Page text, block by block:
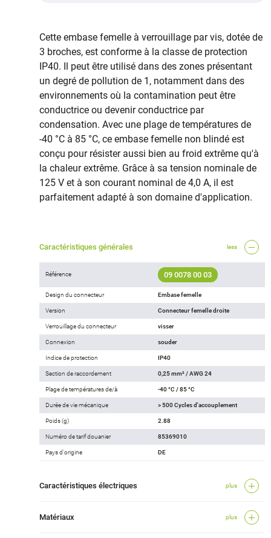
Cette embase femelle à verrouillage par vis, dotée de
3 broches, est conforme à la classe de protection
IP40. Il peut être utilisé dans des zones présentant
un degré de pollution de 1, notamment dans des
environnements où la contamination peut être
conductrice ou devenir conductrice par
condensation. Avec une plage de températures de
-40 °C à 85 °C, ce embase femelle non blindé est
conçu pour résister aussi bien au froid extrême qu'à
la chaleur extrême. Grâce à sa tension nominale de
125 V et à son courant nominal de 4,0 A, il est
parfaitement adapté à son domaine d'application.
Caractéristiques générales less
Référence 09 0078 00 03
Design du connecteur Embase femelle
Version Connecteur femelle droite
Verrouillage du connecteur visser
Connexion souder
Indice de protection IP40
Section de raccordement 0,25 mm² / AWG 24
Plage de températures de/à -40 °C / 85 °C
Durée de vie mécanique > 500 Cycles d'accouplement
Poids (g) 2.88
Numéro de tarif douanier 85369010
Pays d'origine DE
Caractéristiques électriques plus
Matériaux plus